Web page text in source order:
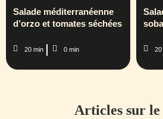
Salade méditerranéenne
d’orzo et tomates séchées
20 min 0 min 20
Articles sur le